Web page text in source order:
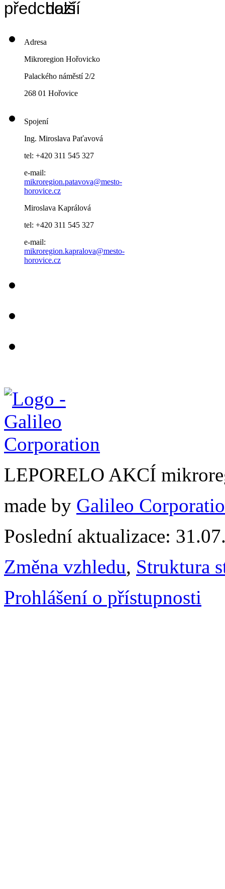
Adresa
Mikroregion Hořovicko
Palackého náměstí 2/2
268 01 Hořovice
Spojení
Ing. Miroslava Paťavová
tel: +420 311 545 327
e-mail:
mikroregion.patavova@mesto-
horovice.cz
Miroslava Kaprálová
tel: +420 311 545 327
e-mail:
mikroregion.kapralova@mesto-
horovice.cz
LEPORELO AKCÍ
made by Galileo
Poslední aktualizace:
Změna vzhledu, Struktura
Prohlášení o přístupnosti